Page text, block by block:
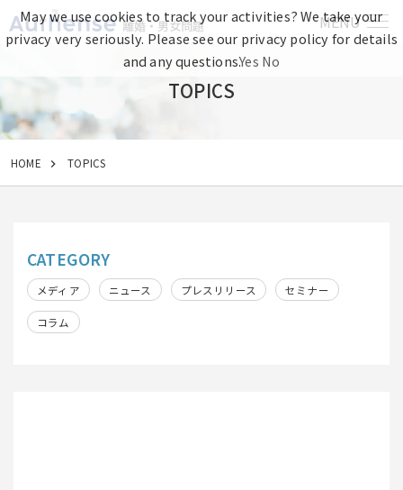
MENU
離婚・男女問題
TOPICS
HOME TOPICS
CATEGORY
メディア ニュース プレスリリース セミナー
コラム
May we use cookies to track your activities? We take your
privacy very seriously. Please see our privacy policy for details
and any questions.Yes No